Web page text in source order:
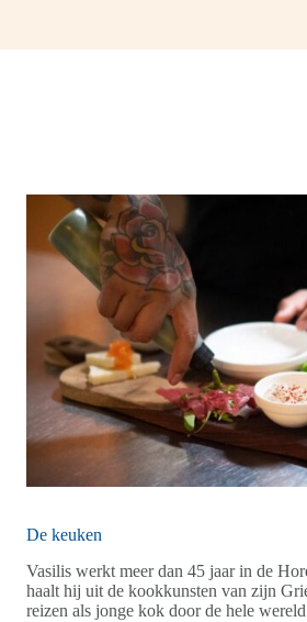
De keuken
Vasilis werkt meer dan 45 jaar in de
haalt hij uit de kookkunsten van zijn
reizen als jonge kok door de hele